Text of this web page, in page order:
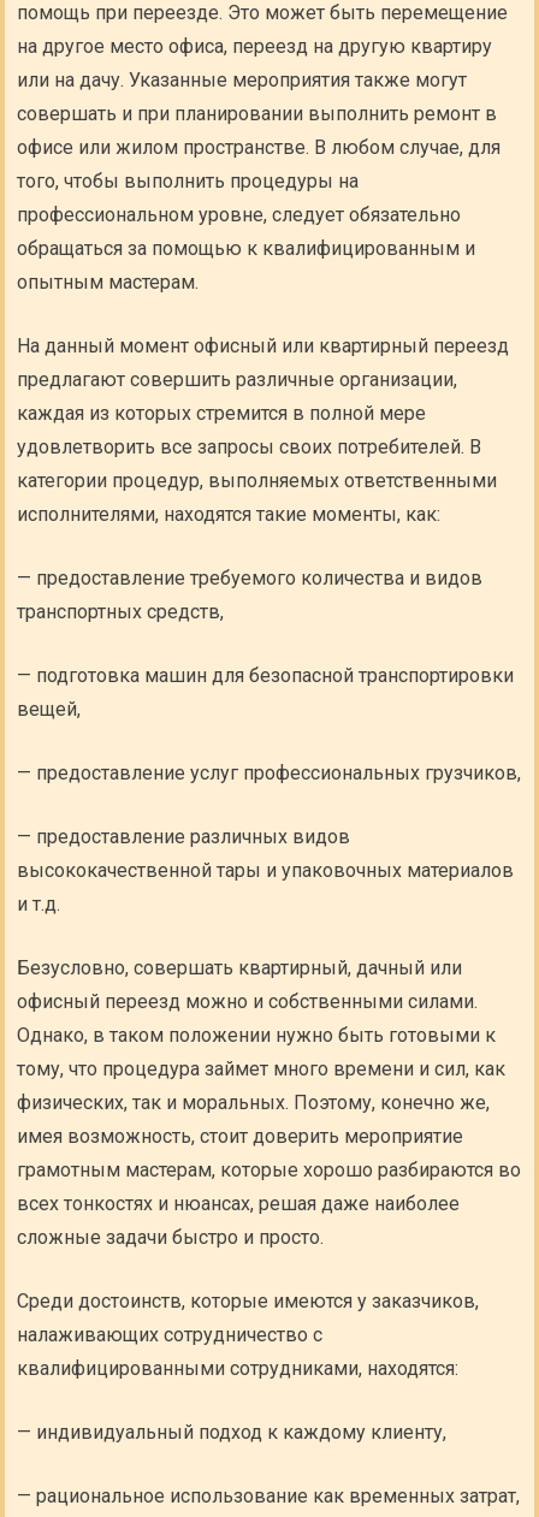
помощь при переезде. Это может быть перемещение
на другое место офиса, переезд на другую квартиру
или на дачу. Указанные мероприятия также могут
совершать и при планировании выполнить ремонт в
офисе или жилом пространстве. В любом случае, для
того, чтобы выполнить процедуры на
профессиональном уровне, следует обязательно
обращаться за помощью к квалифицированным и
опытным мастерам.
На данный момент офисный или квартирный переезд
предлагают совершить различные организации,
каждая из которых стремится в полной мере
удовлетворить все запросы своих потребителей. В
категории процедур, выполняемых ответственными
исполнителями, находятся такие моменты, как:
— предоставление требуемого количества и видов
транспортных средств,
— подготовка машин для безопасной транспортировки
вещей,
— предоставление услуг профессиональных грузчиков,
— предоставление различных видов
высококачественной тары и упаковочных материалов
и т.д.
Безусловно, совершать квартирный, дачный или
офисный переезд можно и собственными силами.
Однако, в таком положении нужно быть готовыми к
тому, что процедура займет много времени и сил, как
физических, так и моральных. Поэтому, конечно же,
имея возможность, стоит доверить мероприятие
грамотным мастерам, которые хорошо разбираются во
всех тонкостях и нюансах, решая даже наиболее
сложные задачи быстро и просто.
Среди достоинств, которые имеются у заказчиков,
налаживающих сотрудничество с
квалифицированными сотрудниками, находятся:
— индивидуальный подход к каждому клиенту,
— рациональное использование как временных затрат,